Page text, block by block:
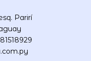
Parirí